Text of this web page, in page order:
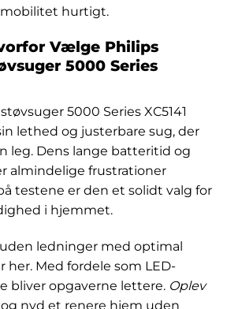
hurtigt.
Vælge Philips
5000 Series
5000 Series XC5141
lethed og justerbare sug, der
leg. Dens lange batteritid og
almindelige frustrationer
testene er den et solidt valg for
i hjemmet.
ledninger med optimal
her. Med fordele som LED-
bliver opgaverne lettere. Oplev
nyd et renere hjem uden